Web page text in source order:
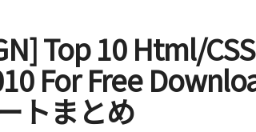
Top 10 Html/
For Free
トまとめ